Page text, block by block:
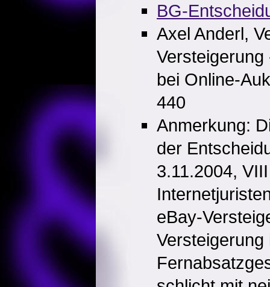
BG-
Axel Anderl,
bei Online-
440
Anmerkung:
der
3.11.2004,
eBay-